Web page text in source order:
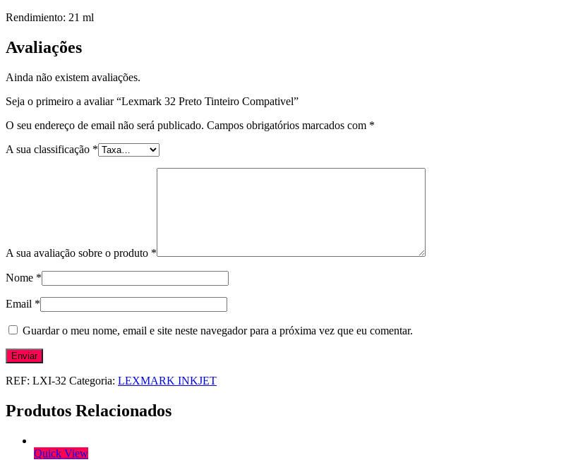
Rendimiento: 21 ml
Avaliações
Ainda não existem avaliações.
Seja o primeiro a avaliar “Lexmark 32 Preto Tinteiro Compativel”
O seu endereço de email não será publicado. Campos obrigatórios marcados com *
A sua classificação *
A sua avaliação sobre o produto *
Nome *
Email *
Guardar o meu nome, email e site neste navegador para a próxima vez que eu comentar.
REF: LXI-32 Categoria: LEXMARK INKJET
Produtos Relacionados
Quick View